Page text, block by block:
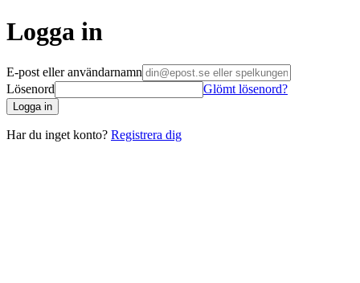
Logga in
E-post eller användarnamn
Lösenord
Glömt lösenord?
Logga in
Har du inget konto? Registrera dig